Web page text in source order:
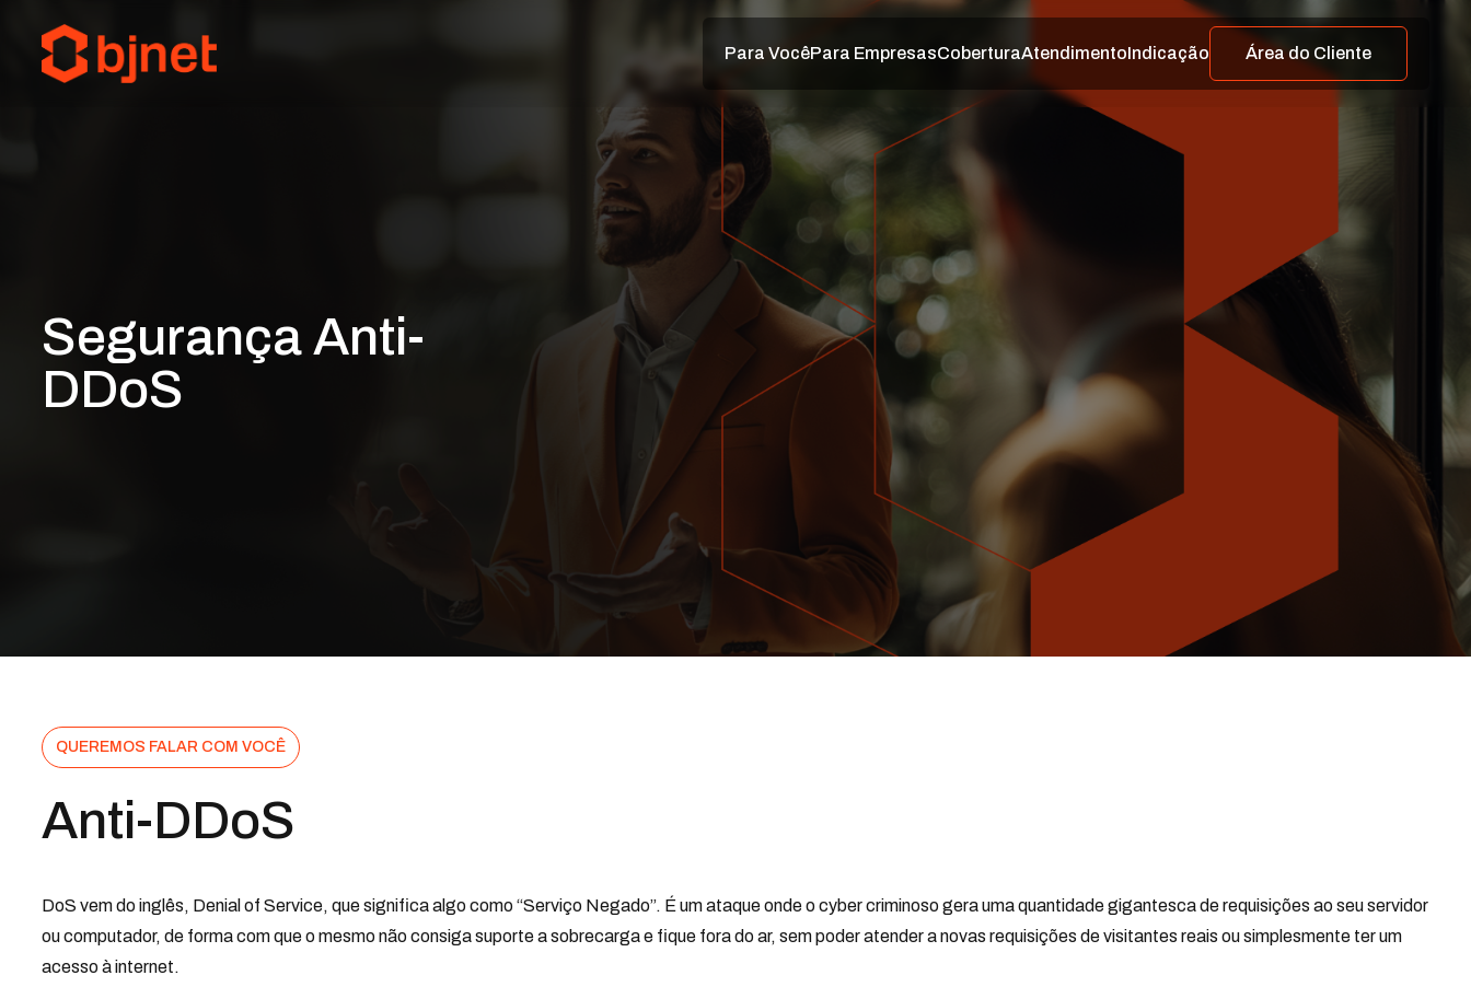
Para VocêPara EmpresasCoberturaAtendimentoIndicação Área do Cliente
Segurança Anti-
DDoS
QUEREMOS FALAR COM VOCÊ
Anti-DDoS
DoS vem do inglês, Denial of Service, que significa algo como “Serviço Negado”. É um ataque onde o cyber criminoso gera uma quantidade gigantesca de requisições ao seu servidor
ou computador, de forma com que o mesmo não consiga suporte a sobrecarga e fique fora do ar, sem poder atender a novas requisições de visitantes reais ou simplesmente ter um
acesso à internet.